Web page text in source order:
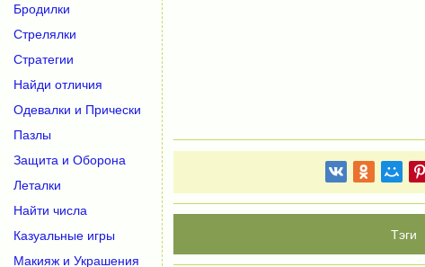
Бродилки
Стрелялки
Стратегии
Найди отличия
Одевалки и Прически
Пазлы
Защита и Оборона
Леталки
Найти числа
Казуальные игры
Макияж и Украшения